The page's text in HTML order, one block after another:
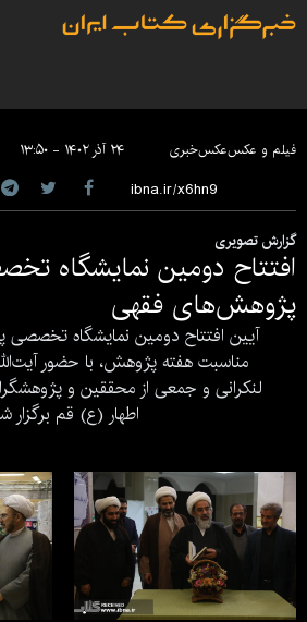
فیلم و عکسعکس‌خبری ۲۴ آذر ۱۴۰۲ - ۱۳:۵۰
گزارش تصویری
افتتاح دومین نمایشگاه
پژوهش‌های فقهی
آیین افتتاح دومین نمایشگاه
مناسبت هفته پژوهش، با حضور
لنکرانی و جمعی از محققین و
اطهار (ع) قم برگزار